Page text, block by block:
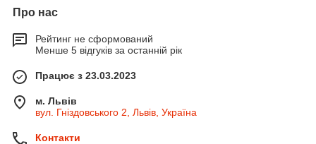
Про нас
Рейтинг не сформований
Менше 5 відгуків за останній рік
Працює з 23.03.2023
м. Львів
вул. Гніздовського 2, Львів, Україна
Контакти